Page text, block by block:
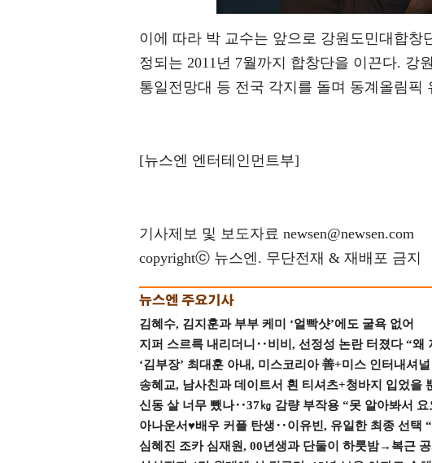
이에 따라 박 교수는 앞으로 강원도민대합창
정되는 2011년 7월까지 합창단을 이끈다. 강
통일전망대 등 전국 각지를 돌며 동계올림
[뉴스엔 엔터테인먼트부]
기사제보 및 보도자료 newsen@newsen.com
copyrightⓒ 뉴스엔. 무단전재 & 재배포 금지
김혜수, 김지훈과 부부 케미 ‘얼빡샷’에도 굴욕 없어
지퍼 스르륵 내리더니‥비비, 선정성 논란 터졌다 “왜
‘김부장’ 최대훈 아내, 미스코리아 善+미스 인터내셔
송혜교, 남사친과 데이트서 흰 티셔츠+청바지 입었을
신동 살 너무 뺐나‥37㎏ 감량 부작용 “못 알아봐서 요
아나운서♥배우 커플 탄생‥이유빈, 유일한 최종 선택
심혜진 조카 심재원, 00년생과 단둘이 하룻밤→복근